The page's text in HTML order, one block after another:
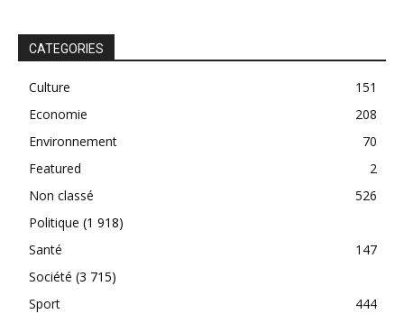
CATEGORIES
Culture
151
Economie
208
Environnement
70
Featured
2
Non classé
526
Politique (1 918)
Santé
147
Société (3 715)
Sport
444